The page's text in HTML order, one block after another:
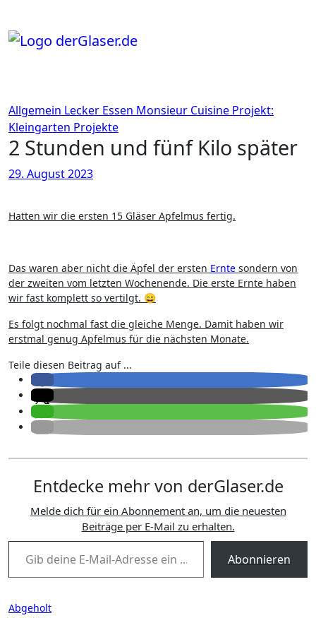
springen
Allgemein Lecker Essen Monsieur Cuisine Projekt:
Kleingarten Projekte
2 Stunden und fünf Kilo später
29. August 2023
Hatten wir die ersten 15 Gläser Apfelmus fertig.
Das waren aber nicht die Äpfel der ersten Ernte sondern von
der zweiten vom letzten Wochenende. Die erste Ernte haben
wir fast komplett so vertilgt. 😄
Es folgt nochmal fast die gleiche Menge. Damit haben wir
erstmal genug Apfelmus für die nächsten Monate.
Teile diesen Beitrag auf ...
Entdecke mehr von derGlaser.de
Melde dich für ein Abonnement an, um die neuesten
Beiträge per E-Mail zu erhalten.
Gib deine E-Mail-Adresse ein ...
Abonnieren
Beitragsnavigation
Abgeholt